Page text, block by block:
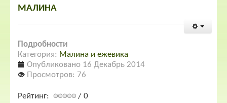
МАЛИНА
Подробности
Категория: Малина и ежевика
Опубликовано 16 Декабрь 2014
Просмотров: 76
Рейтинг:
/ 0